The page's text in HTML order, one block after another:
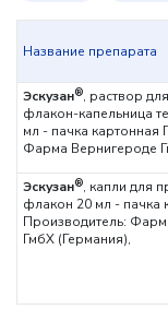
Название препарата
Эскузан®, раствор
флакон-капельница
мл - пачка картонная
Фарма Вернигероде
Эскузан®, капли для
флакон 20 мл - пачка
Производитель:
ГмбХ (Германия),